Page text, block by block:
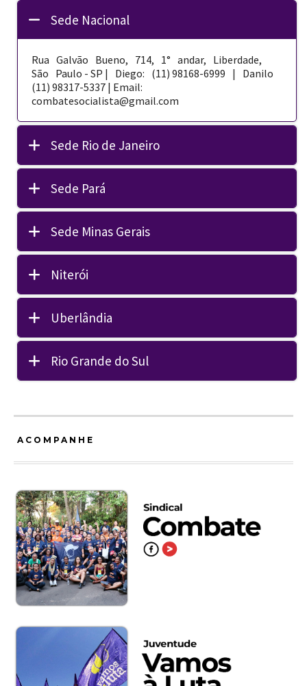
Sede Nacional
Rua Galvão Bueno, 714, 1° andar, Liberdade,
São Paulo - SP | Diego: (11) 98168-­6999 | Danilo
(11) 98317-5337 | Email:
combatesocialista@gmail.com
Sede Rio de Janeiro
Sede Pará
Sede Minas Gerais
Niterói
Uberlândia
Rio Grande do Sul
ACOMPANHE